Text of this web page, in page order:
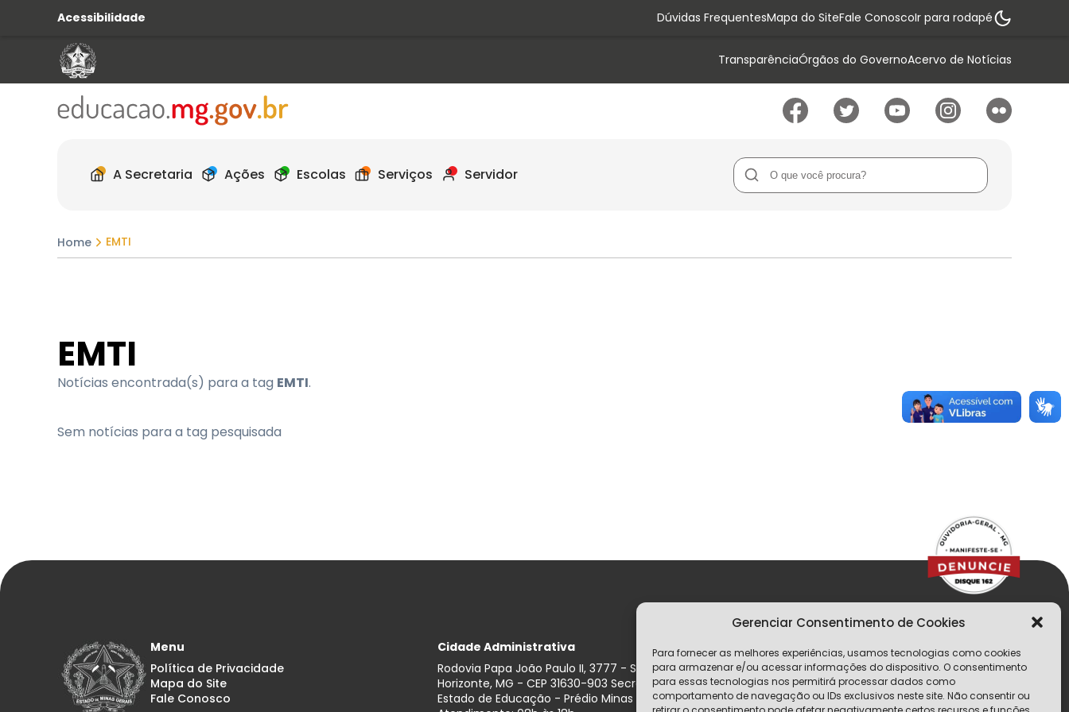
Gerenciar Consentimento de Cookies
Para fornecer as melhores experiências, usamos tecnologias como cookies
para armazenar e/ou acessar informações do dispositivo. O consentimento
para essas tecnologias nos permitirá processar dados como
comportamento de navegação ou IDs exclusivos neste site. Não consentir ou
Acessibilidade Dúvidas FrequentesMapa do SiteFale ConoscoIr para rodapé
TransparênciaÓrgãos do GovernoAcervo de Notícias
A Secretaria Ações Escolas Serviços Servidor
Home EMTI
EMTI
Notícias encontrada(s) para a tag EMTI.
Sem notícias para a tag pesquisada
Menu
Política de Privacidade
Mapa do Site
Fale Conosco
Cidade Administrativa
Rodovia Papa João Paulo II, 3777 - Serra Verde, Belo
Horizonte, MG - CEP 31630-903 Secretaria do
Estado de Educação - Prédio Minas Horário de